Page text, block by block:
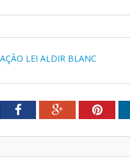
LEI ALDIR BLANC
FacebookGoogle+